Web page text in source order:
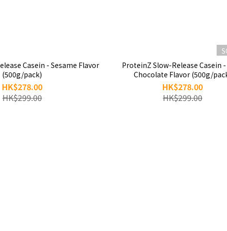
Casein - Sesame Flavor
(500g/pack)
HK$278.00
HK$299.00
ProteinZ Slow-Release Casein
Chocolate Flavor (500g/
HK$278.00
HK$299.00